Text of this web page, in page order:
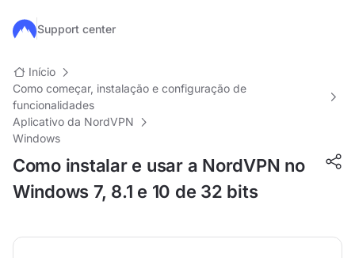
Ir para o conteúdo principal
Support center
Início
Como começar, instalação e configuração de
funcionalidades
Aplicativo da NordVPN
Windows
Como instalar e usar a NordVPN no
Windows 7, 8.1 e 10 de 32 bits